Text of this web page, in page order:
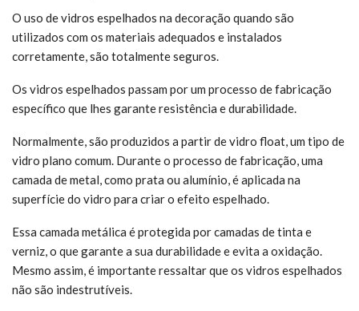
O uso de vidros espelhados na decoração quando são
utilizados com os materiais adequados e instalados
corretamente, são totalmente seguros.
Os vidros espelhados passam por um processo de fabricação
específico que lhes garante resistência e durabilidade.
Normalmente, são produzidos a partir de vidro float, um tipo de
vidro plano comum. Durante o processo de fabricação, uma
camada de metal, como prata ou alumínio, é aplicada na
superfície do vidro para criar o efeito espelhado.
Essa camada metálica é protegida por camadas de tinta e
verniz, o que garante a sua durabilidade e evita a oxidação.
Mesmo assim, é importante ressaltar que os vidros espelhados
não são indestrutíveis.